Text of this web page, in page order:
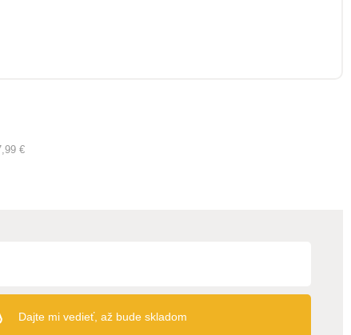
€
Dajte mi vedieť, až bude skladom